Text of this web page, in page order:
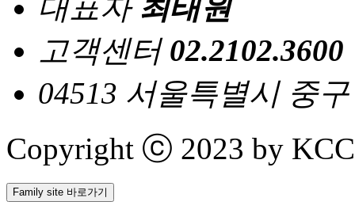
대표자 최태원
고객센터 02.2102.3600
04513 서울특별시 중
Copyright ⓒ 2023 by
Family site 바로가기